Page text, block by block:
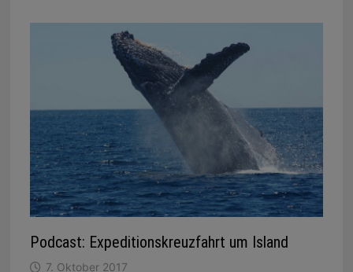
Podcast: Expeditionskreuzfahrt um Island
7. Oktober 2017